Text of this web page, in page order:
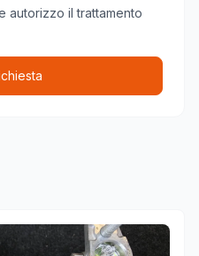
autorizzo il trattamento